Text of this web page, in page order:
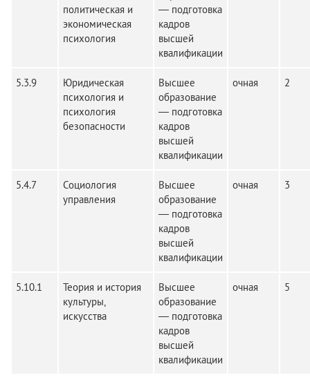
политическая и
экономическая
психология
— подготовка
кадров
высшей
квалификации
5.3.9
Юридическая
психология и
психология
безопасности
Высшее
образование
— подготовка
кадров
высшей
квалификации
очная 2
5.4.7
Социология
управления
Высшее
образование
— подготовка
кадров
высшей
квалификации
очная 3
5.10.1
Теория и история
культуры,
искусства
Высшее
образование
— подготовка
кадров
высшей
квалификации
очная 5